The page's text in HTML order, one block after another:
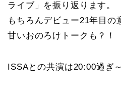
ライブ」を振り返ります。
もちろんデビュー21年目の
甘いおのろけトークも？！
ISSAとの共演は20:00過ぎ～